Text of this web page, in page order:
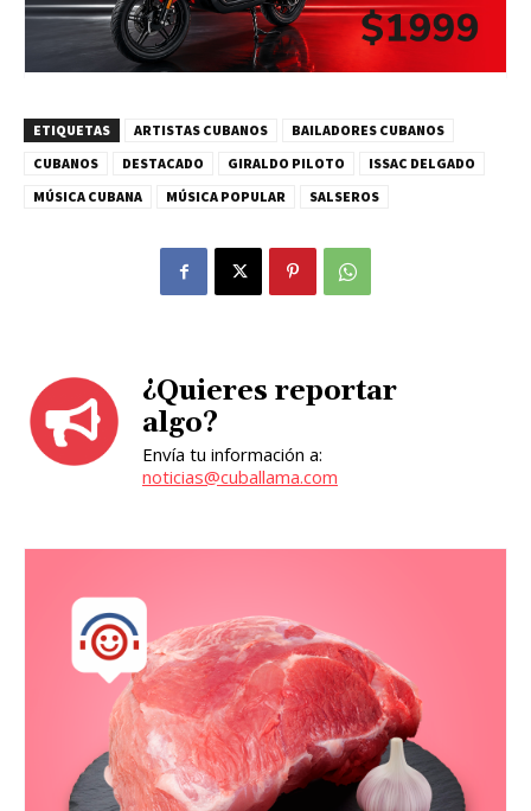
ETIQUETAS ARTISTAS CUBANOS
BAILADORES CUBANOS
CUBANOS
DESTACADO GIRALDO PILOTO
ISSAC DELGADO
MÚSICA CUBANA
MÚSICA POPULAR SALSEROS
¿Quieres reportar
algo?
Envía tu información a:
noticias@cuballama.com